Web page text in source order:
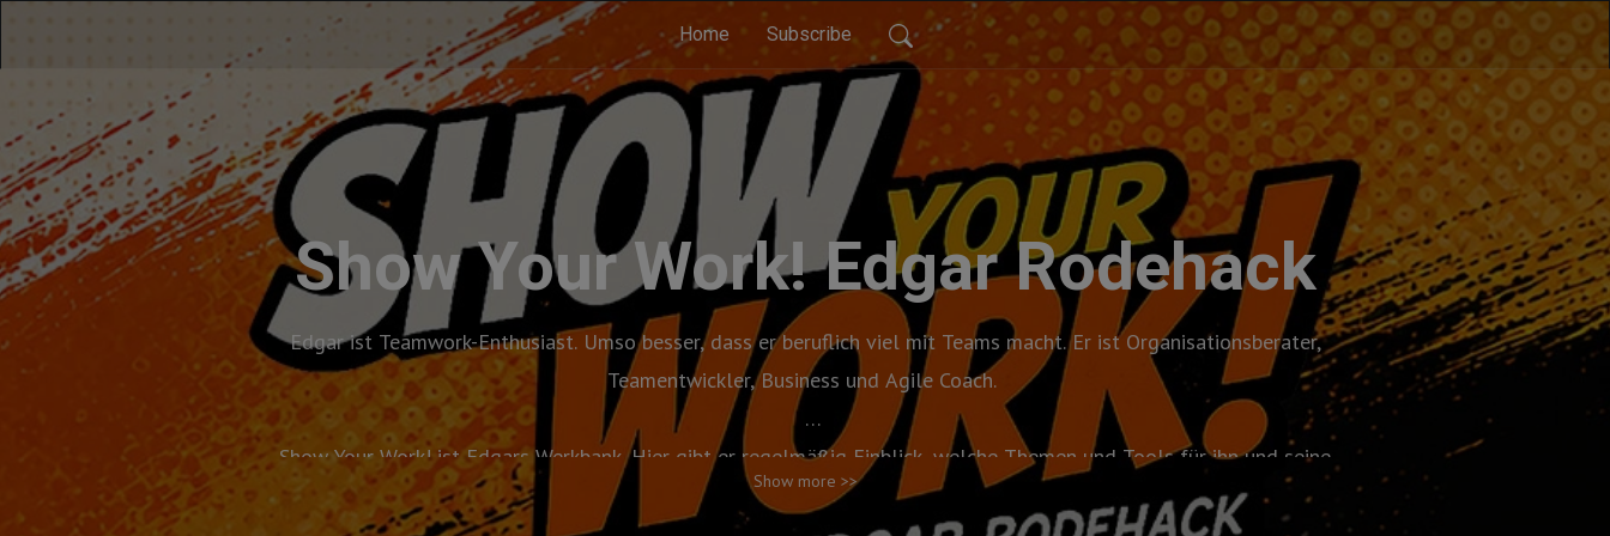
Home Subscribe
Show Your Work! Edgar Rodehack
Edgar ist Teamwork-Enthusiast. Umso besser, dass er beruflich viel mit Teams macht. Er ist Organisationsberater,
Teamentwickler, Business und Agile Coach.
Show Your Work! ist Edgars Werkbank. Hier gibt er regelmäßig Einblick, welche Themen und Tools für ihn und seine
Arbeit wichtig sind und womit er sich beschäftigt. Aktuell, grundsätzlich und überhaupt.
Show more >>